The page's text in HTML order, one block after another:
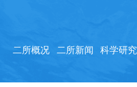
二所概况 二所新闻 科学研究